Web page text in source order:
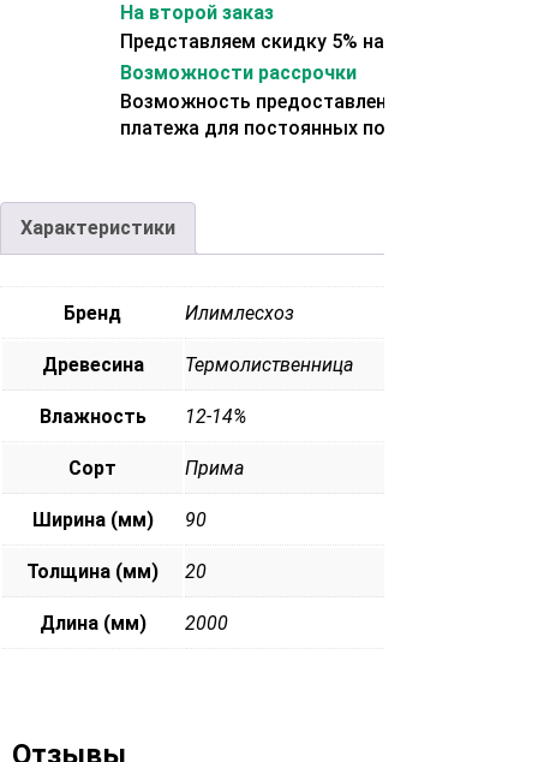
На второй заказ
Представляем скидку 5% на второй заказ
Возможности рассрочки
Возможность предоставления отсрочки
платежа для постоянных покупателей.
Характеристики
Бренд Илимлесхоз
Древесина Термолиственница
Влажность 12-14%
Сорт Прима
Ширина (мм) 90
Толщина (мм) 20
Длина (мм) 2000
Отзывы